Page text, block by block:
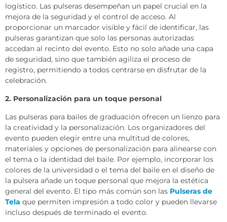
logístico. Las pulseras desempeñan un papel crucial en la
mejora de la seguridad y el control de acceso. Al
proporcionar un marcador visible y fácil de identificar, las
pulseras garantizan que solo las personas autorizadas
accedan al recinto del evento. Esto no solo añade una capa
de seguridad, sino que también agiliza el proceso de
registro, permitiendo a todos centrarse en disfrutar de la
celebración.
2. Personalización para un toque personal
Las pulseras para bailes de graduación ofrecen un lienzo para
la creatividad y la personalización. Los organizadores del
evento pueden elegir entre una multitud de colores,
materiales y opciones de personalización para alinearse con
el tema o la identidad del baile. Por ejemplo, incorporar los
colores de la universidad o el tema del baile en el diseño de
la pulsera añade un toque personal que mejora la estética
general del evento. El tipo más común son las Pulseras de
Tela que permiten impresión a todo color y pueden llevarse
incluso después de terminado el evento.